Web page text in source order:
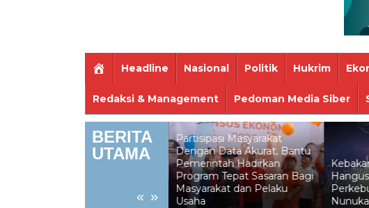
Headline Nasional Politik Hukrim
Redaksi & Management Pedoman Media Siber
BERITA
UTAMA
« »
Partisipasi Masyarakat
Dengan Data Akurat, Bantu
Pemerintah Hadirkan
Program Tepat Sasaran Bagi
Kebakaran Lahan
Hanguskan Lebih 5 Hektare
Perkebunan di Binusan